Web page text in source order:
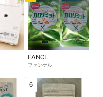
FANCL
ファンケル
6